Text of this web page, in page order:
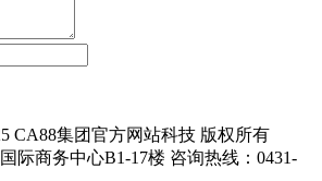
CA88集团官方网站科技 版权所有
际商务中心B1-17楼 咨询热线：0431-